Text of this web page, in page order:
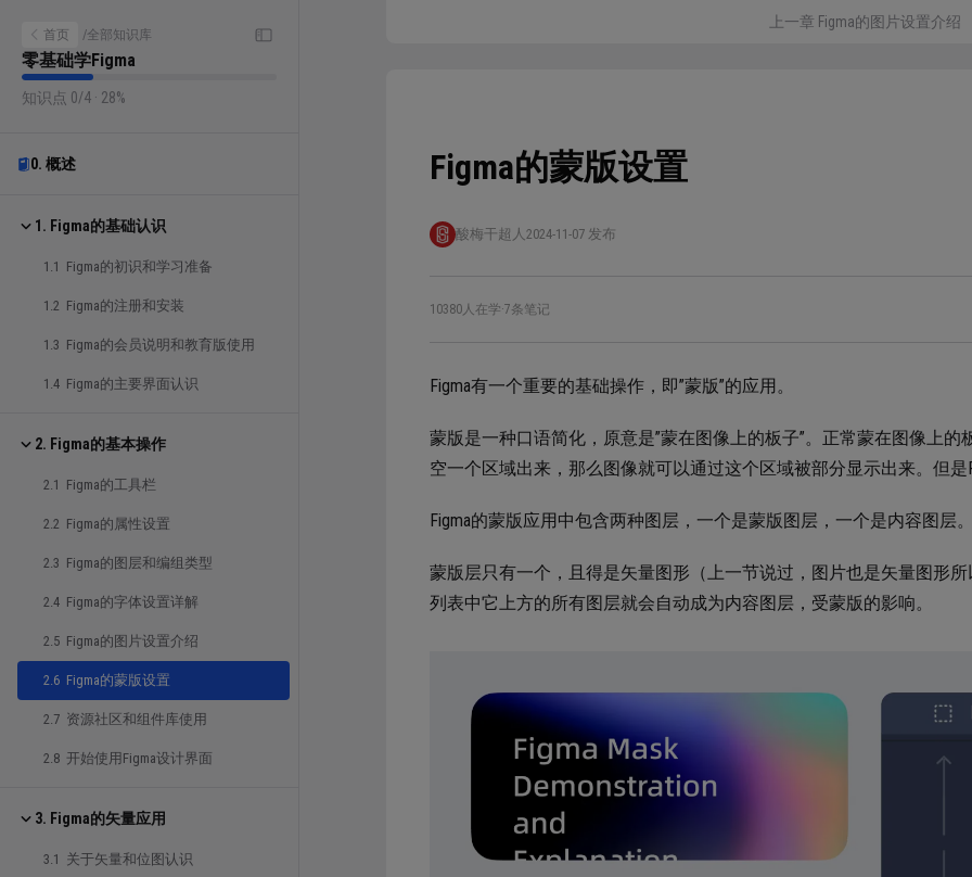
首页 /全部知识库
零基础学Figma
知识点 0/4 · 28%
0. 概述
1. Figma的基础认识
1.1 Figma的初识和学习准备
1.2 Figma的注册和安装
1.3 Figma的会员说明和教育版使用
1.4 Figma的主要界面认识
2. Figma的基本操作
2.1 Figma的工具栏
2.2 Figma的属性设置
2.3 Figma的图层和编组类型
2.4 Figma的字体设置详解
2.5 Figma的图片设置介绍
2.6 Figma的蒙版设置
2.7 资源社区和组件库使用
2.8 开始使用Figma设计界面
3. Figma的矢量应用
3.1 关于矢量和位图认识
上一章 Figma的图片设置介绍
Figma的蒙版设置
酸梅干超人 2024-11-07 发布
10380人在学·7条笔记
Figma有一个重要的基础操作，即”蒙版”的应用。
蒙版是一种口语简化，原意是”蒙在图像上的板子”。正常蒙在图像上
空一个区域出来，那么图像就可以通过这个区域被部分显示出来。但
Figma的蒙版应用中包含两种图层，一个是蒙版图层，一个是内容图层
蒙版层只有一个，且得是矢量图形（上一节说过，图片也是矢量图形
列表中它上方的所有图层就会自动成为内容图层，受蒙版的影响。